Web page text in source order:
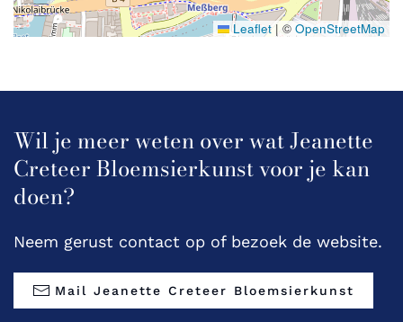
Leaflet | © OpenStreetMap
Wil je meer weten over wat Jeanette
Creteer Bloemsierkunst voor je kan
doen?
Neem gerust contact op of bezoek de website.
Mail Jeanette Creteer Bloemsierkunst